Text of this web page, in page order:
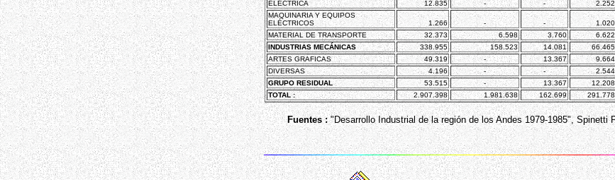
ELÉCTRICA
12.835 - - 2.252
MAQUINARIA Y EQUIPOS
ELÉCTRICOS
1.266 - - 1.020
MATERIAL DE TRANSPORTE
32.373 6.598 3.760 6.622
INDUSTRIAS MECÁNICAS
338.955 158.523 14.081 66.465
ARTES GRAFICAS
49.319 - 13.367 9.664
DIVERSAS
4.196 - - 2.544
GRUPO RESIDUAL
53.515 - 13.367 12.208
TOTAL :
2.907.398 1.981.638 162.699 291.778
Fuentes : "Desarrollo Industrial de la región de los Andes 1979-1985", Spinetti